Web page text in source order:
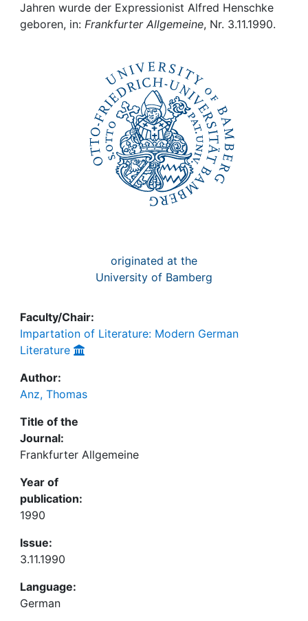
Help
Jahren wurde der Expressionist Alfred Henschke
geboren, in: Frankfurter Allgemeine, Nr. 3.11.1990.
originated at the
University of Bamberg
Faculty/Chair:
Impartation of Literature: Modern German
Literature
Author:
Anz, Thomas
Title of the
Journal:
Frankfurter Allgemeine
Year of
publication:
1990
Issue:
3.11.1990
Language:
German